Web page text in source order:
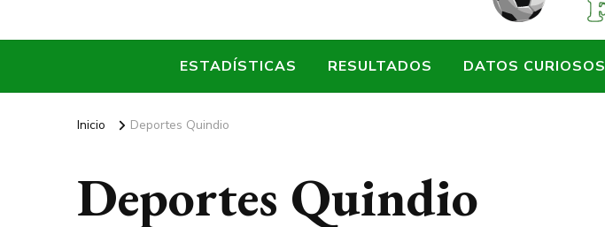
Every Fútbol
ESTADÍSTICAS RESULTADOS DATOS CURIOSOS
Inicio Deportes Quindio
Deportes Quindio